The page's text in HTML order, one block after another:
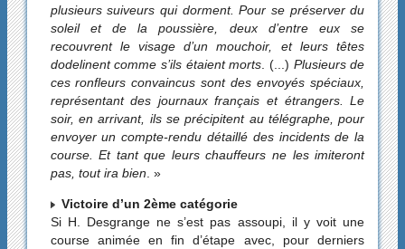
plusieurs suiveurs qui dorment. Pour se préserver du
soleil et de la poussière, deux d’entre eux se
recouvrent le visage d’un mouchoir, et leurs têtes
dodelinent comme s’ils étaient morts . (...) Plusieurs de
ces ronfleurs convaincus sont des envoyés spéciaux,
représentant des journaux français et étrangers. Le
soir, en arrivant, ils se précipitent au télégraphe, pour
envoyer un compte-rendu détaillé des incidents de la
course. Et tant que leurs chauffeurs ne les imiteront
pas, tout ira bien . »
Victoire d’un 2ème catégorie
Si H. Desgrange ne s’est pas assoupi, il y voit une
course animée en fin d’étape avec, pour derniers